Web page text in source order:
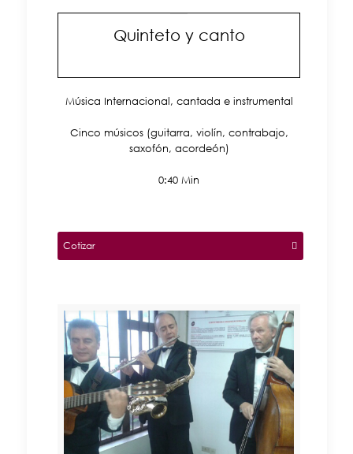
Quinteto y canto
Música Internacional, cantada e instrumental
Cinco músicos (guitarra, violín, contrabajo,
saxofón, acordeón)
0:40 Min
Cotizar